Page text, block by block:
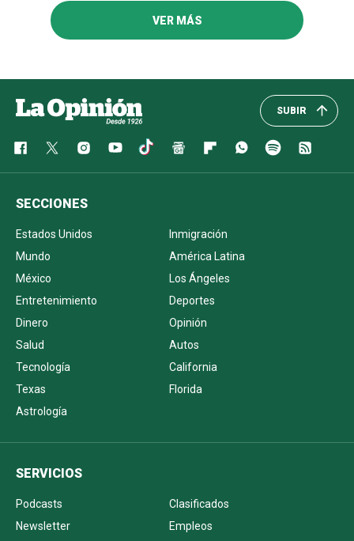
VER MÁS
SUBIR
SECCIONES
Estados Unidos
Inmigración
Mundo
América Latina
México
Los Ángeles
Entretenimiento
Deportes
Dinero
Opinión
Salud
Autos
Tecnología
California
Texas
Florida
Astrología
SERVICIOS
Podcasts
Clasificados
Newsletter
Empleos